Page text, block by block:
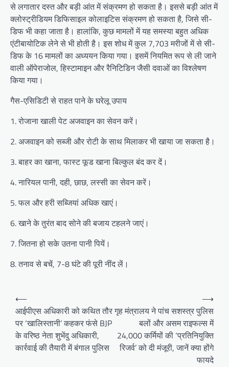
से लगातार दस्त और बड़ी आंत में संक्रमण हो सकता है। इससे बड़ी आंत में
क्लोस्ट्रीडियम डिफिसाइल कोलाइटिस संक्रमण हो सकता है, जिसे सी-
डिफ भी कहा जाता है। हालांकि, कुछ मामलों में यह समस्या बहुत अधिक
एंटीबायोटिक लेने से भी होती है। इस शोध में कुल 7,703 मरीजों में से सी-
डिफ के 16 मामलों का अध्ययन किया गया। इसमें नियमित रूप से ली जाने
वाली ऑपेराजोल, हिस्टामाइन और रैनिटिडिन जैसी दवाओं का विश्लेषण
किया गया।
गैस-एसिडिटी से राहत पाने के घरेलू उपाय
1. रोजाना खाली पेट अजवाइन का सेवन करें।
2. अजवाइन को सब्जी और रोटी के साथ मिलाकर भी खाया जा सकता है।
3. बाहर का खाना, फास्ट फूड खाना बिल्कुल बंद कर दें।
4. नारियल पानी, दही, छाछ, लस्सी का सेवन करें।
5. फल और हरी सब्जियां अधिक खाएं।
6. खाने के तुरंत बाद सोने की बजाय टहलने जाएं।
7. जितना हो सके उतना पानी पियें।
8. तनाव से बचें, 7-8 घंटे की पूरी नींद लें।
Post
navigation
⟵
आईपीएस अधिकारी को कथित तौर
पर ‘खालिस्तानी’ कहकर फंसे BJP
के वरिष्ठ नेता शुभेंदु अधिकारी,
कार्रवाई की तैयारी में बंगाल पुलिस
गृह मंत्रालय ने पांच सशस्त्र पुलिस
बलों और असम राइफल्स में
24,000 कर्मियों की ‘प्रतिनियुक्ति
रिजर्व’ को दी मंजूरी, जानें क्या होंगे
फायदे
⟶